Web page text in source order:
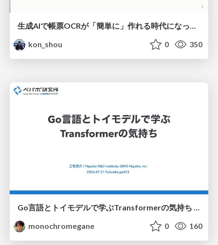
生成AIで帳票OCRが「簡単に」作れる時代になった？
kon_shou
0 350
monochromegane
0 160